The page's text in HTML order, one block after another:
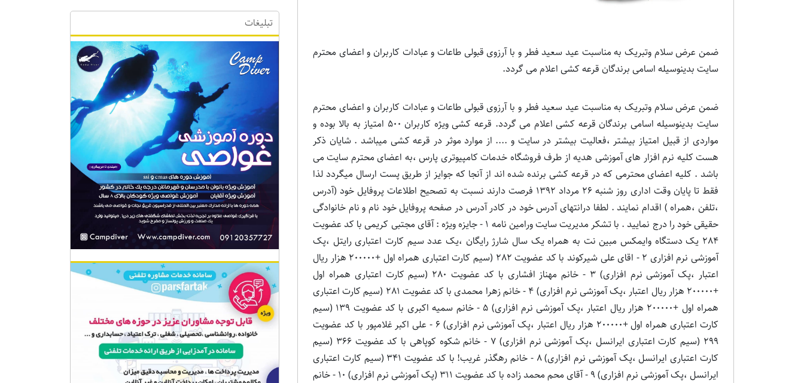
ضمن عرض سلام وتبریک به مناسبت عید سعید فطر و با آرزوی قبولی طاعات و عبادات کاربران و اعضای محترم
سایت بدینوسیله اسامی برندگان قرعه کشی اعلام می گردد.
ضمن عرض سلام وتبریک به مناسبت عید سعید فطر و با آرزوی قبولی طاعات و عبادات کاربران و اعضای محترم
سایت بدینوسیله اسامی برندگان قرعه کشی اعلام می گردد. قرعه کشی ویژه کاربران 500 امتیاز به بالا بوده و
مواردی از قبیل امتیاز بیشتر ،فعالیت بیشتر در سایت و .... از موارد موثر در قرعه کشی میباشد . شایان ذکر
هست کلیه نرم افزار های آموزشی هدیه از طرف فروشگاه خدمات کامپیوتری پارس ،به اعضای محترم سایت می
باشد . کلیه اعضای محترمی که در قرعه کشی برنده شده اند از آنجا که جوایز از طریق پست ارسال میگردد لذا
فقط تا پایان وقت اداری روز شنبه 26 مرداد 1392 فرصت دارند نسبت به تصحیح اطلاعات پروفایل خود (آدرس
،تلفن ،همراه ) اقدام نمایند . لطفا درانتهای آدرس خود در کادر آدرس در صفحه پروفایل خود نام و نام خانوادگی
حقیقی خود را درج نمایید . با تشکر مدیریت سایت ورامین نامه 1 - جایزه ویژه : آقای مجتبی کریمی با کد عضویت
284 یک دستگاه وایمکس مبین نت به همراه یک سال شارژ رایگان ،یک عدد سیم کارت اعتباری رایتل ،پک
آموزشی نرم افزاری 2 - اقای علی شیرکوند با کد عضویت 282 (سیم کارت اعتباری همراه اول +200000 هزار ریال
اعتبار ،پک آموزشی نرم افزاری) 3 - خانم مهناز افشاری با کد عضویت 280 (سیم کارت اعتباری همراه اول
+200000 هزار ریال اعتبار ،پک آموزشی نرم افزاری) 4 - خانم زهرا محمدی با کد عضویت 281 (سیم کارت اعتباری
همراه اول +200000 هزار ریال اعتبار ،پک آموزشی نرم افزاری) 5 - خانم سمیه اکبری با کد عضویت 139 (سیم
کارت اعتباری همراه اول +200000 هزار ریال اعتبار ،پک آموزشی نرم افزاری) 6 - علی اکبر غلامپور با کد عضویت
299 (سیم کارت اعتباری ایرانسل ،پک آموزشی نرم افزاری) 7 - خانم شکوه کوپاهی با کد عضویت 366 (سیم
کارت اعتباری ایرانسل ،پک آموزشی نرم افزاری) 8 - خانم رهگذر غریب! با کد عضویت 341 (سیم کارت اعتباری
ایرانسل ،پک آموزشی نرم افزاری) 9 - آقای محم محمد زاده با کد عضویت 311 (پک آموزشی نرم افزاری) 10 - خانم
تبلیغات